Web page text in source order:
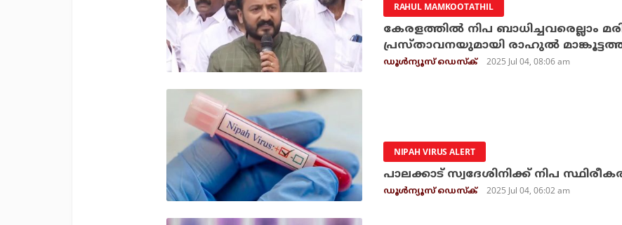
RAHUL MAMKOOTATHIL
കേരളത്തില്‍ നിപ ബാധിച്ചവരെല്ലാം
പ്രസ്താവനയുമായി രാഹുല്‍
ഡൂള്‍ന്യൂസ് ഡെസ്‌ക് 2025 Jul 04, 08:06 am
NIPAH VIRUS ALERT
പാലക്കാട് സ്വദേശിനിക്ക് നിപ
ഡൂള്‍ന്യൂസ് ഡെസ്‌ക് 2025 Jul 04, 06:02 am